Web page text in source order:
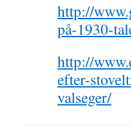
http://
på-1930-
http://
efter-
valseger/